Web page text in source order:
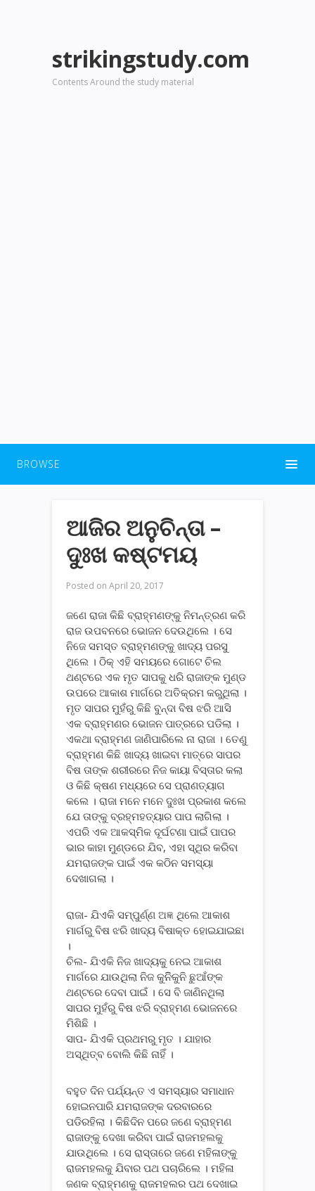
strikingstudy.com
Contents Around the study material
BROWSE
ଆଜିର ଅନୁଚିନ୍ତା –
ଦୁଃଖ କଷ୍ଟମୟ
Posted on April 20, 2017
ଜଣେ ରାଜା କିଛି ବ୍ରାହ୍ମଣଙ୍କୁ ନିମନ୍ତ୍ରଣ କରି
ରାଜ ଉପବନରେ ଭୋଜନ ଦେଉଥିଲେ । ସେ
ନିଜେ ସମସ୍ତ ବ୍ରାହ୍ମଣଙ୍କୁ ଖାଦ୍ୟ ପରସୁ
ଥିଲେ । ଠିକ୍ ଏହି ସମୟରେ ଗୋଟେ ଚିଲ
ଥଣ୍ଟରେ ଏକ ମୃତ ସାପକୁ ଧରି ରାଜାଙ୍କ ମୁଣ୍ଡ
ଉପରେ ଆକାଶ ମାର୍ଗରେ ଅତିକ୍ରମ କରୁଥିଲା ।
ମୃତ ସାପର ମୁହଁରୁ କିଛି ବୁନ୍ଦା ବିଷ ଝରି ଆସି
ଏକ ବ୍ରାହ୍ମଣର ଭୋଜନ ପାତ୍ରରେ ପଡିଲା ।
ଏକଥା ବ୍ରାହ୍ମଣ ଜାଣିପାରିଲେ ନା ରାଜା । ତେଣୁ
ବ୍ରାହ୍ମଣ କିଛି ଖାଦ୍ୟ ଖାଇବା ମାତ୍ରେ ସାପର
ବିଷ ତାଙ୍କ ଶରୀରରେ ନିଜ କାୟା ବିସ୍ତାର କଲା
ଓ କିଛି କ୍ଷଣ ମଧ୍ୟରେ ସେ ପ୍ରାଣତ୍ୟାଗ
କଲେ । ରାଜା ମନେ ମନେ ଦୁଃଖ ପ୍ରକାଶ କଲେ
ଯେ ତାଙ୍କୁ ବ୍ରହ୍ମହତ୍ୟାର ପାପ ଲାଗିଲା ।
ଏପରି ଏକ ଆକସ୍ମିକ ଦୂର୍ଘଟଣା ପାଇଁ ପାପର
ଭାର କାହା ମୁଣ୍ଡରେ ଯିବ, ଏହା ସ୍ଥିର କରିବା
ଯମରାଜଙ୍କ ପାଇଁ ଏକ କଠିନ ସମସ୍ୟା
ଦେଖାଗଲା ।
ରାଜା- ଯିଏକି ସମ୍ପୁର୍ଣ୍ଣ ଅଜ୍ଞ ଥିଲେ ଆକାଶ
ମାର୍ଗରୁ ବିଷ ଝରି ଖାଦ୍ୟ ବିଷାକ୍ତ ହୋଇଯାଇଛା
।
ଚିଲ- ଯିଏକି ନିଜ ଖାଦ୍ୟକୁ ନେଇ ଆକାଶ
ମାର୍ଗରେ ଯାଉଥିଲା ନିଜ କୁନିିକୁନି ଛୁଆଁଙ୍କ
ଥଣ୍ଟରେ ଦେବା ପାଇଁ । ସେ ବି ଜାଣିନଥିଲା
ସାପର ମୁହଁରୁ ବିଷ ଝରି ବ୍ରାହ୍ମଣ ଭୋଜନରେ
ମିଶିଛି ।
ସାପ- ଯିଏକି ପ୍ରଥମରୁ ମୃତ । ଯାହାର
ଅସ୍ଥିତ୍ବ ବୋଲି କିଛି ନାହିଁ ।
ବହୁତ ଦିନ ପର୍ଯ୍ୟନ୍ତ ଏ ସମସ୍ୟାର ସମାଧାନ
ହୋଇନପାରି ଯମରାଜଙ୍କ ଦରବାରରେ
ପଡିରହିଲା । କିଛିଦିନ ପରେ ଜଣେ ବ୍ରାହ୍ମଣ
ରାଜାଙ୍କୁ ଦେଖା କରିବା ପାଇଁ ରାଜମହଲକୁ
ଯାଉଥିଲେ । ସେ ରାସ୍ତାରେ ଜଣେ ମହିଳାଙ୍କୁ
ରାଜମହଲକୁ ଯିବାର ପଥ ପଚାରିଲେ । ମହିଳା
ଜଣକ ବ୍ରାହ୍ମଣକୁ ରାଜମହଲର ପଥ ଦେଖାଇ